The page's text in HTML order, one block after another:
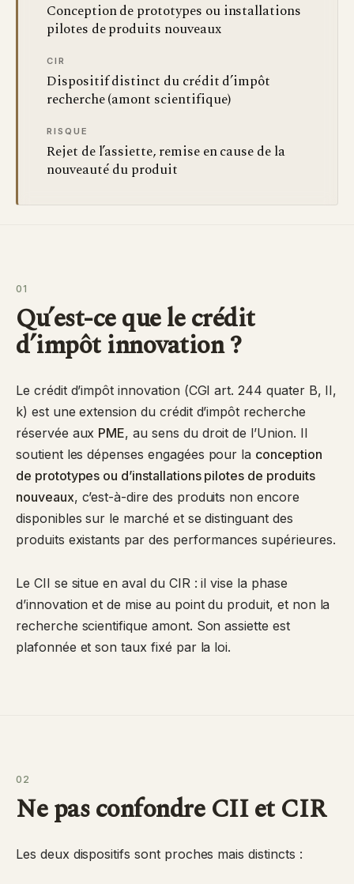
Conception de prototypes ou installations
pilotes de produits nouveaux
CIR
Dispositif distinct du crédit d’impôt
recherche (amont scientifique)
RISQUE
Rejet de l’assiette, remise en cause de la
nouveauté du produit
01
Qu’est-ce que le crédit
d’impôt innovation ?
Le crédit d’impôt innovation (CGI art. 244 quater B, II,
k) est une extension du crédit d’impôt recherche
réservée aux PME, au sens du droit de l’Union. Il
soutient les dépenses engagées pour la conception
de prototypes ou d’installations pilotes de produits
nouveaux, c’est-à-dire des produits non encore
disponibles sur le marché et se distinguant des
produits existants par des performances supérieures.
Le CII se situe en aval du CIR : il vise la phase
d’innovation et de mise au point du produit, et non la
recherche scientifique amont. Son assiette est
plafonnée et son taux fixé par la loi.
02
Ne pas confondre CII et CIR
Les deux dispositifs sont proches mais distincts :